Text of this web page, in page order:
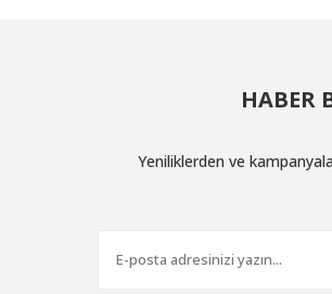
HABER
Yeniliklerden ve